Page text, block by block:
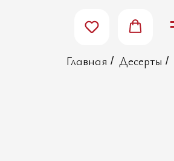
Главная / Десерты /